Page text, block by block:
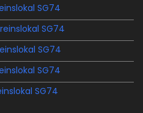
SG74
SG74
SG74
SG74
SG74